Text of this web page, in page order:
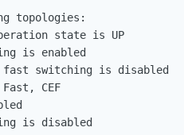
topologies:
state is UP
is enabled
switching is disabled
CEF
is disabled